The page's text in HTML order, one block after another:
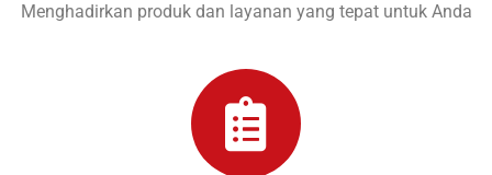
Menghadirkan produk dan layanan yang tepat untuk Anda